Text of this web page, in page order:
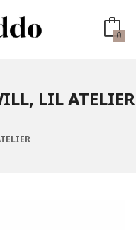
0
LIL ATELIER